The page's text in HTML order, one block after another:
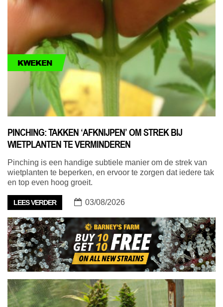
KWEKEN
PINCHING: TAKKEN ‘AFKNIJPEN’ OM STREK BIJ
WIETPLANTEN TE VERMINDEREN
Pinching is een handige subtiele manier om de strek van
wietplanten te beperken, en ervoor te zorgen dat iedere tak
en top even hoog groeit.
LEES VERDER 03/08/2026